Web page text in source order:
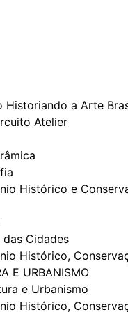
Historiando a Arte
Atelier
Histórico e
Cidades
Histórico,
E URBANISMO
e Urbanismo
Histórico,